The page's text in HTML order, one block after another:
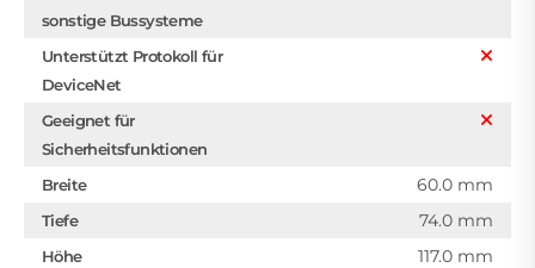
sonstige Bussysteme
Unterstützt Protokoll für
DeviceNet
Geeignet für
Sicherheitsfunktionen
Breite
60.0 mm
Tiefe 74.0 mm
Höhe 117.0 mm